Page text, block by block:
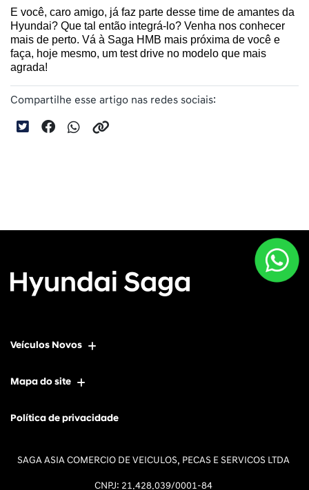
E você, caro amigo, já faz parte desse time de amantes da
Hyundai? Que tal então integrá-lo? Venha nos conhecer
mais de perto. Vá à Saga HMB mais próxima de você e
faça, hoje mesmo, um test drive no modelo que mais
agrada!
Compartilhe esse artigo nas redes sociais:
Veículos Novos
Mapa do site
Política de privacidade
SAGA ASIA COMERCIO DE VEICULOS, PECAS E SERVICOS LTDA
CNPJ: 21.428.039/0001-84